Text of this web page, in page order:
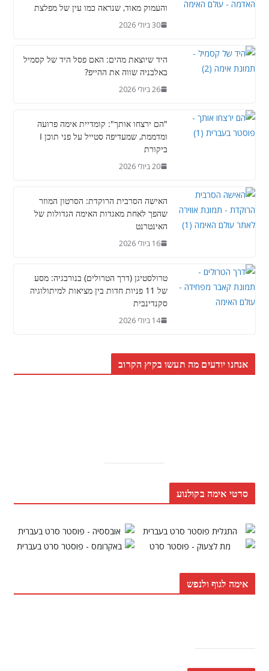
והעמוק מאוד, שנראה כמו עין של מפלצת
30 ביולי 2026
היד שיוצאת מהים: האם פסל היד של קסמיל
באלבניה שווה את ההייפ?
26 ביולי 2026
"הם ירצחו אותך": קומדיית אימה פרועה
ומדממת, שמעדיפה סטייל על פני תוכן I
ביקורת
20 ביולי 2026
האישה הסרבית הרוקדת: הסרטון המוזר
שהפך לאחת מאגדות האימה הגדולות של
האינטרנט
16 ביולי 2026
טרולסטיגן (דרך הטרולים) בנורבגיה: מסע
של 11 פניות חדות בין מציאות למיתולוגיה
סקנדינבית
14 ביולי 2026
אנחנו יודעים מה תעשו בקיץ הקרוב
סרטי אימה בקולנוע
אימה לגוף ולנפש